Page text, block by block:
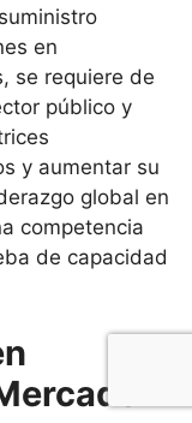
en
se requiere de
público y
y aumentar su
global en
competencia
de capacidad